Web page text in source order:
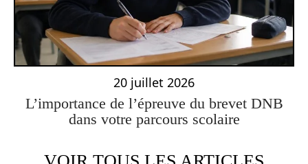
20 juillet 2026
L’importance de l’épreuve du brevet DNB
dans votre parcours scolaire